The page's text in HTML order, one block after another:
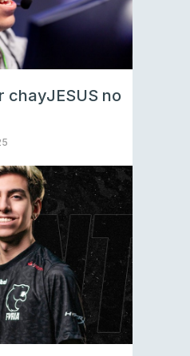
chayJESUS no